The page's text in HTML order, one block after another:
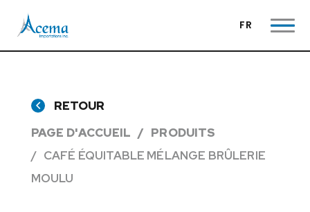
FR
RETOUR
PAGE D'ACCUEIL
PRODUITS
CAFÉ ÉQUITABLE MÉLANGE BRÛLERIE
MOULU